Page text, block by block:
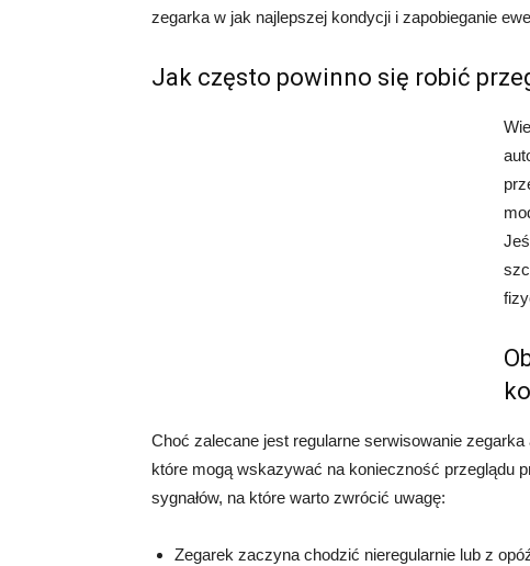
zegarka w jak najlepszej kondycji i zapobieganie
Jak często powinno się robić
Choć zalecane jest regularne serwisowanie
które mogą wskazywać na konieczność przeglądu
sygnałów, na które warto zwrócić uwagę:
Zegarek zaczyna chodzić nieregularnie lub z